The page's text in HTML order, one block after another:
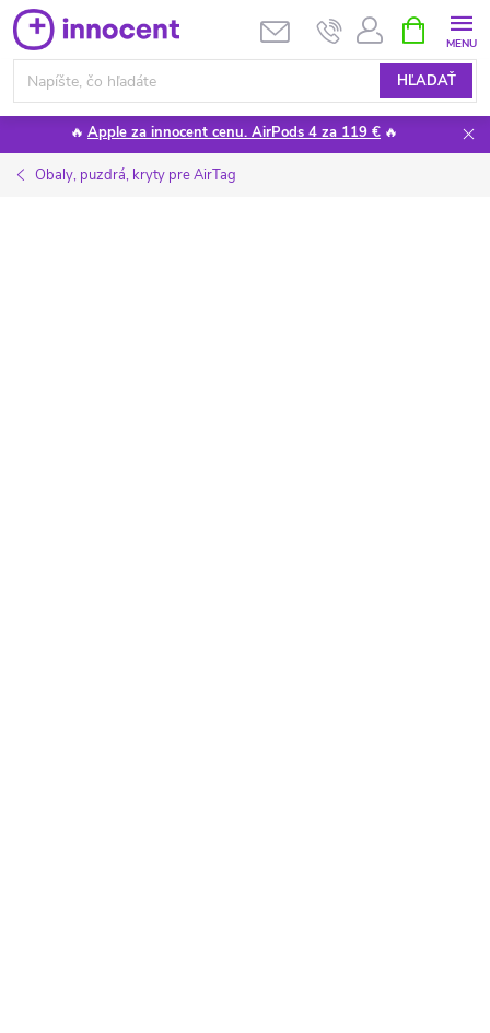
Prejsť
na
obsah
HĽADAŤ
KOŠÍK
🔥 Apple za innocent cenu. AirPods 4 za 119 € 🔥
Obaly, puzdrá, kryty pre AirTag